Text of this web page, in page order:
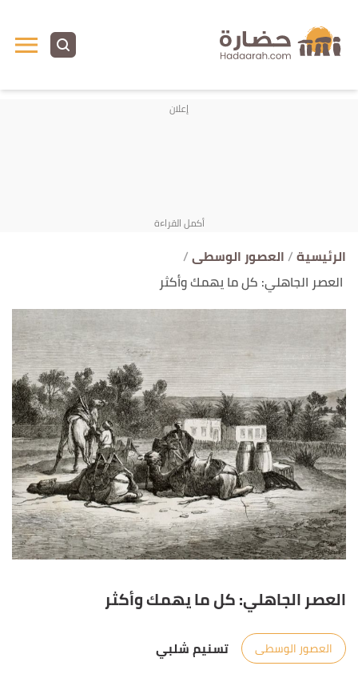
الرئيسية العصور الوسطى
العصر الجاهلي: كل ما يهمك وأكثر
العصر الجاهلي: كل ما يهمك وأكثر
العصور الوسطى
تسنيم شلبي